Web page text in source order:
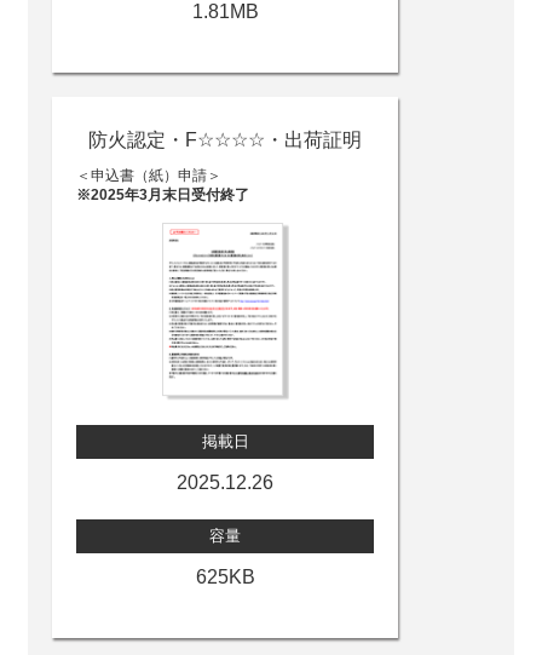
1.81MB
防火認定・F☆☆☆☆・出荷証明
＜申込書（紙）申請＞
※2025年3月末日受付終了
掲載日
2025.12.26
容量
625KB